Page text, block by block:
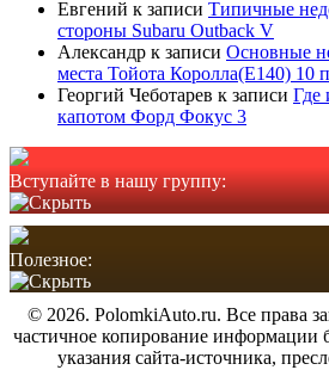
Евгений к записи Типичные
стороны Subaru Outback V
Александр к записи Основные
места Тойота Королла(Е140) 10
Георгий Чеботарев к записи Где
капотом Форд Фокус 3
Вступайте в нашу группу:
Полезное:
© 2026. PolomkiAuto.ru. Все права
частичное копирование информации
указания сайта-источника,